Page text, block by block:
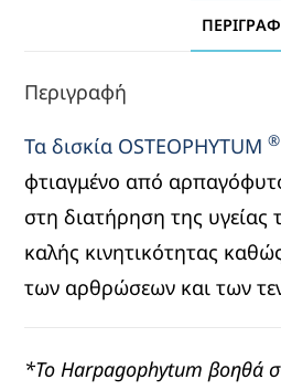
Περιγραφή
Τα δισκία OSTEOPHYTUM®
φτιαγμένο από
στη διατήρηση της
καλής κινητικότητας
των αρθρώσεων και των
*Το Harpagophytum βοηθά